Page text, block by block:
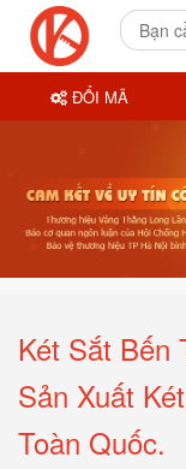
Két Sắt Bến
Sản Xuất
Toàn Quốc.
ĐỔI MÃ